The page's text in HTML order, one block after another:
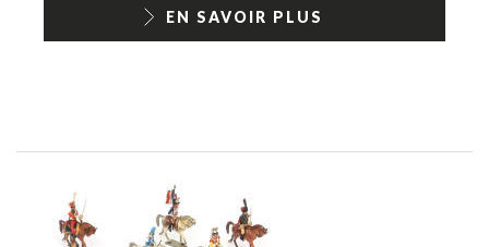
1/18ème moderneEN SAVOIR PLUS